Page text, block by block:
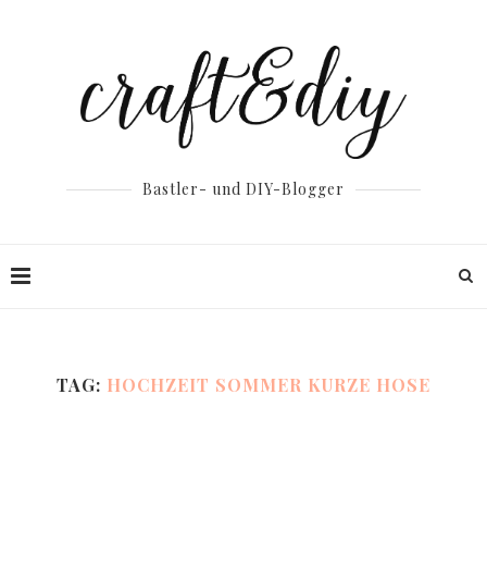
Bastler- und DIY-Blogger
TAG: HOCHZEIT SOMMER KURZE HOSE